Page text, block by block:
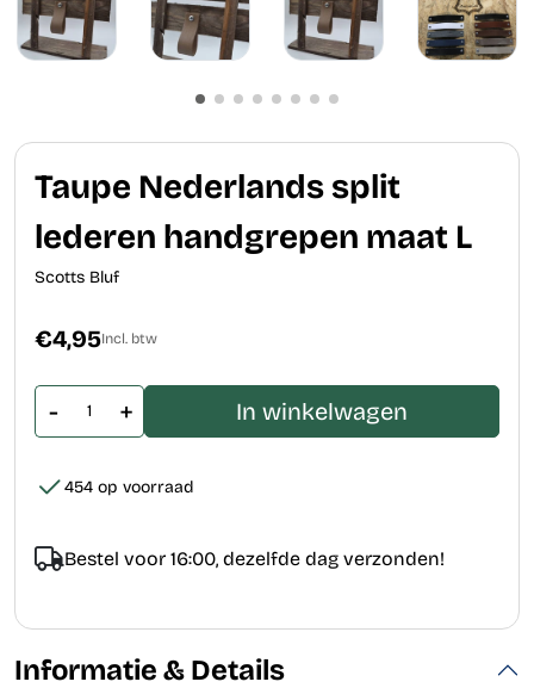
Taupe Nederlands split
lederen handgrepen maat L
Scotts Bluf
€4,95Incl. btw
- + In winkelwagen
454 op voorraad
Bestel voor 16:00, dezelfde dag verzonden!
Informatie & Details